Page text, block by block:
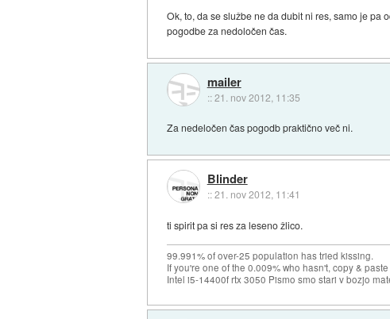
Ok, to, da se službe ne da dubit ni res, samo je pa
pogodbe za nedoločen čas.
mailer
::21. nov 2012, 11:35
Za nedeločen čas pogodb praktično več ni.
Blinder
::21. nov 2012, 11:41
ti spirit pa si res za leseno žlico.
99.991% of over-25 population has tried kissing.
If you're one of the 0.009% who hasn't, copy &
Intel i5-14400f rtx 3050 Pismo smo stari v bozjo